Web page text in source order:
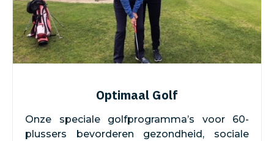
Optimaal Golf
Onze speciale golfprogramma’s voor 60-
plussers bevorderen gezondheid, sociale